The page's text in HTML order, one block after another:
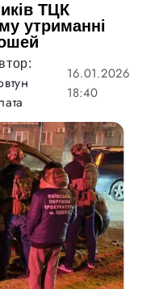
ТЦК
утриманні
16.01.2026
18:40